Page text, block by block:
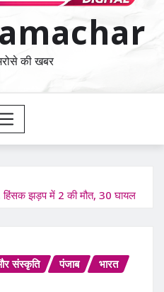
की खबर
हिंसक झड़प में 2 की मौत, 30 घायल
संस्कृति पंजाब
भारत